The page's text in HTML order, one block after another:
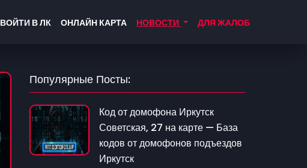
ВОЙТИ В ЛК ОНЛАЙН КАРТА НОВОСТИ ДЛЯ ЖАЛОБ
Популярные Посты:
Код от домофона Иркутск
Советская, 27 на карте — База
кодов от домофонов подъездов
Иркутск